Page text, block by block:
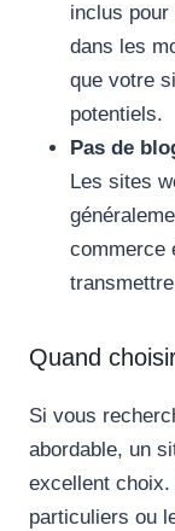
inclus
dans les
que votre
potentiels.
Pas de
Les sites
commerce
Quand
Si vous
abordable, un
excellent
particuliers ou